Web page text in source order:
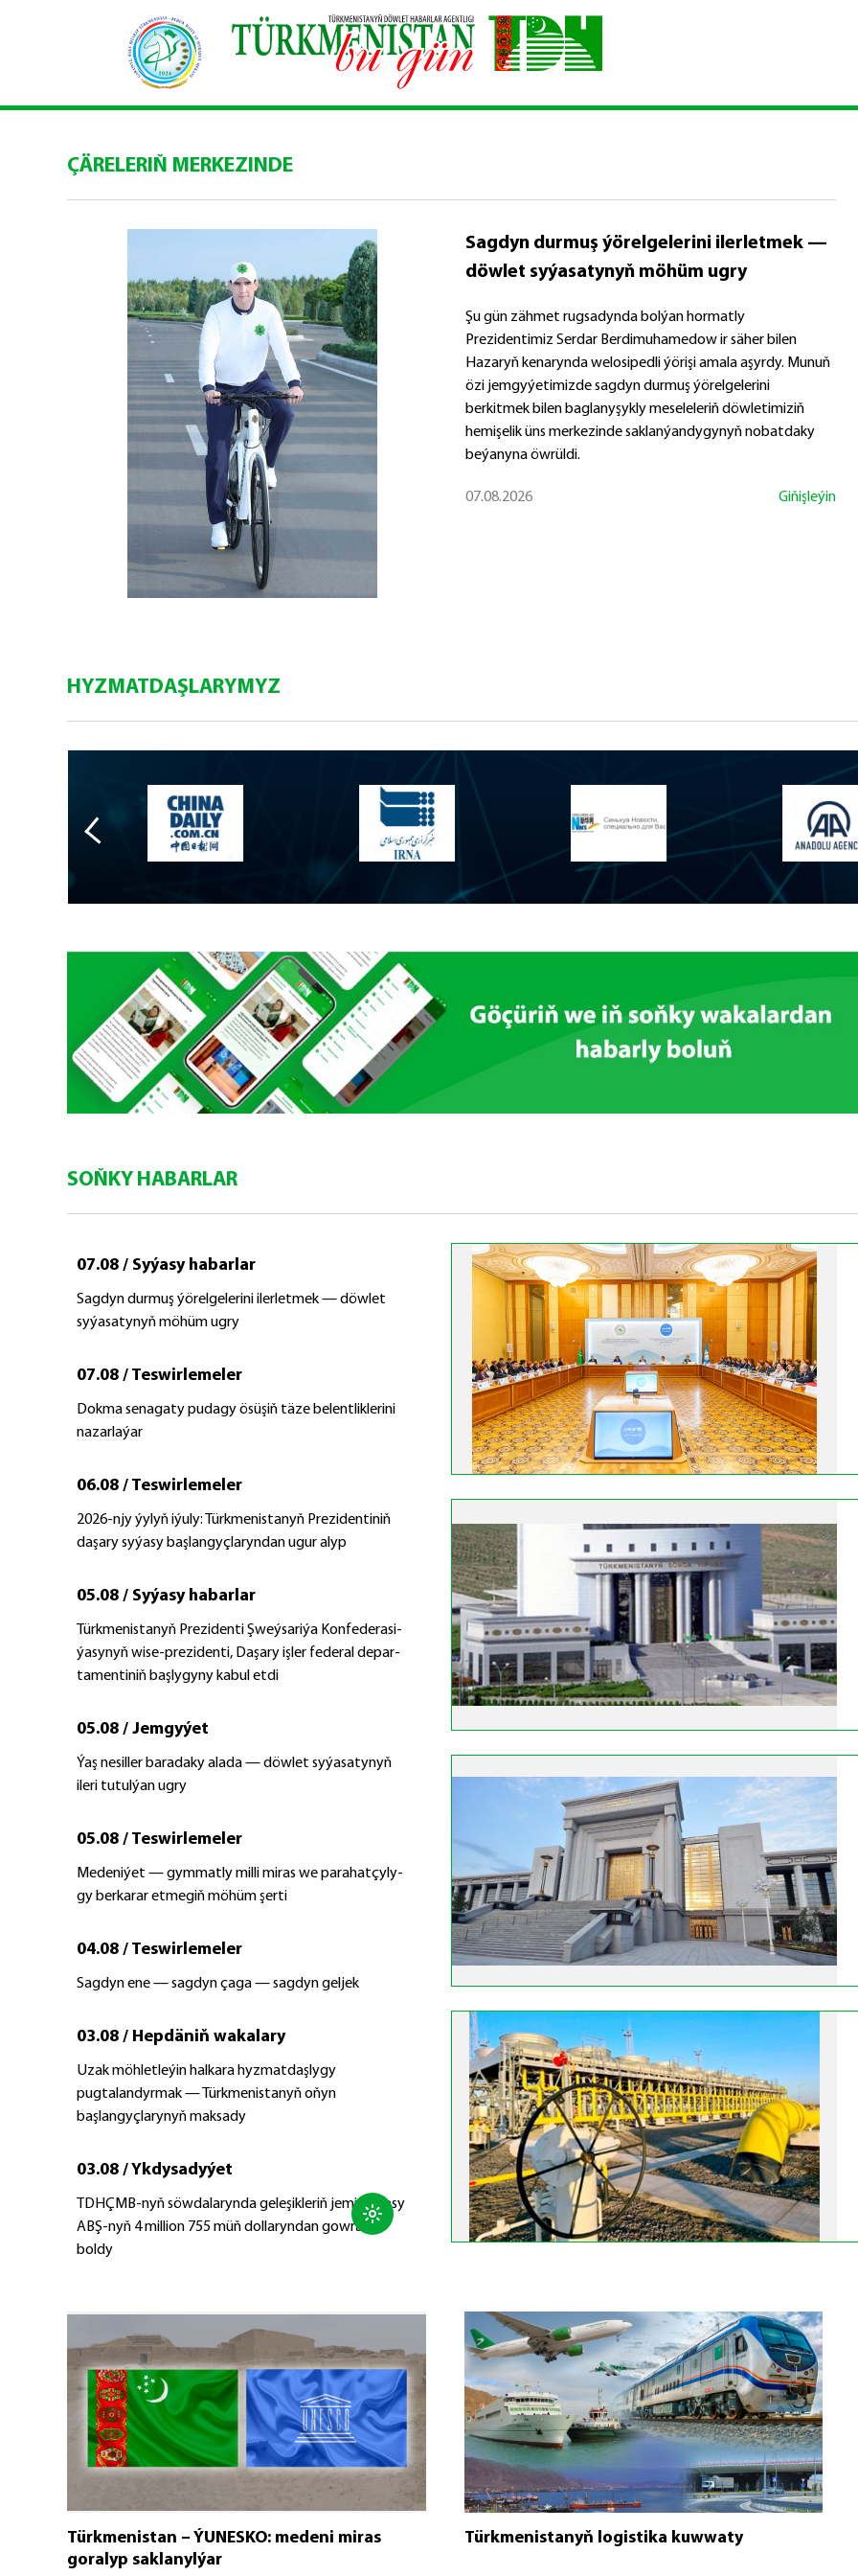
ÇÄRELERIŇ MERKEZINDE
Sagdyn durmuş ýörelgelerini ilerletmek —
döwlet syýasatynyň möhüm ugry
Şu gün zähmet rugsadynda bolýan hormatly
Prezidentimiz Serdar Berdimuhamedow ir säher bilen
Hazaryň kenarynda welosipedli ýörişi amala aşyrdy. Munuň
özi jemgyýetimizde sagdyn durmuş ýörelgelerini
berkitmek bilen baglanyşykly meseleleriň döwletimiziň
hemişelik üns merkezinde saklanýandygynyň nobatdaky
beýanyna öwrüldi.
07.08.2026 Giňişleýin
HYZMATDAŞLARYMYZ
SOŇKY HABARLAR
07.08 / Syýasy habarlar
Sagdyn durmuş ýörelgelerini ilerletmek — döwlet
syýasatynyň möhüm ugry
07.08 / Teswirlemeler
Dokma senagaty pudagy ösüşiň täze belentliklerini
nazarlaýar
06.08 / Teswirlemeler
2026-njy ýylyň iýuly: Türkmenistanyň Prezidentiniň
daşary syýasy başlangyçlaryndan ugur alyp
05.08 / Syýasy habarlar
Türk­me­nis­ta­nyň Prezidenti Şweý­sa­ri­ýa Kon­fe­de­ra­si­
ýa­sy­nyň wi­se-prezidenti, Da­şa­ry iş­ler fe­de­ral de­par­
ta­men­ti­niň baş­ly­gy­ny ka­bul et­di
05.08 / Jemgyýet
Ýaş ne­sil­ler ba­ra­da­ky ala­da — döw­let sy­ýa­sa­ty­nyň
ile­ri tu­tul­ýan ug­ry
05.08 / Teswirlemeler
Me­de­ni­ýet — gym­mat­ly milli mi­ras we pa­ra­hat­çy­ly­
gy ber­ka­rar et­me­giň mö­hüm şer­ti
04.08 / Teswirlemeler
Sagdyn ene — sagdyn çaga — sagdyn geljek
03.08 / Hepdäniň wakalary
Uzak möhletleýin halkara hyzmatdaşlygy
pugtalandyrmak — Türkmenistanyň oňyn
başlangyçlarynyň maksady
03.08 / Ykdysadyýet
TDHÇMB-nyň söwdalarynda geleşikleriň jemi bahasy
ABŞ-nyň 4 million 755 müň dollaryndan gowrak
boldy
Türkmenistanyň Ministrler Kabinetiniň mejlisi
Türkmenistan – ÝUNESKO: medeni miras
goralyp saklanylýar
Türkmenistanyň logistika kuwwaty